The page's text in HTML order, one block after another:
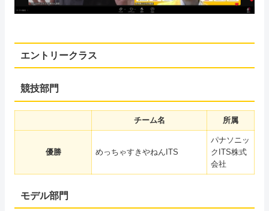
エントリークラス
競技部門
チーム名 所属
優勝 めっちゃすきやねんITS
パナソニッ
クITS株式
会社
モデル部門